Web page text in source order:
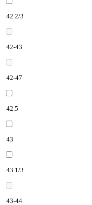
42 2/3
42-43
42-47
42.5
43
43 1/3
43-44